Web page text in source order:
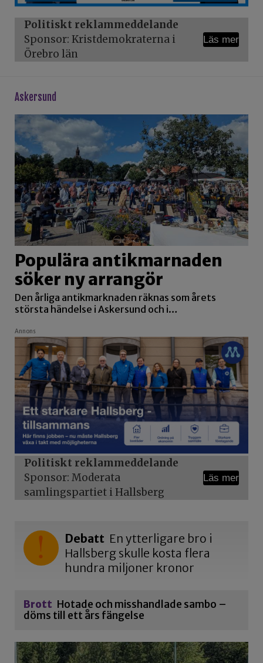
Politiskt reklammeddelande
Sponsor: Kristdemokraterna i
Örebro län
Läs mer
askersund
Populära antikmarnaden
söker ny arrangör
Den årliga antikmarknaden räknas som årets
största händelse i Askersund och i…
Annons
Politiskt reklammeddelande
Sponsor: Moderata
samlingspartiet i Hallsberg
Läs mer
Debatt En ytterligare bro i
Hallsberg skulle kosta flera
hundra miljoner kronor
Brott Hotade och misshandlade sambo –
döms till ett års fängelse